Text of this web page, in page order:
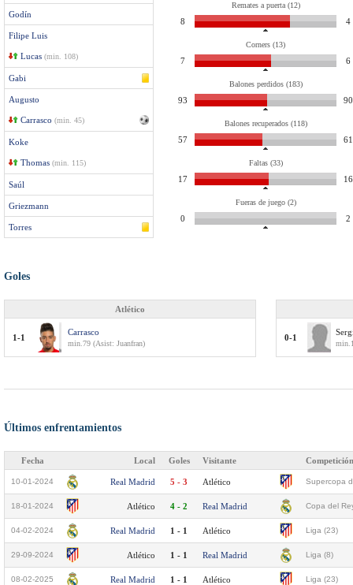
Godín
Filipe Luis
Lucas (min. 108)
Gabi
Augusto
Carrasco (min. 45)
Koke
Thomas (min. 115)
Saúl
Griezmann
Torres
Remates a puerta (12)
8 4
Corners (13)
7 6
Balones perdidos (183)
93 90
Balones recuperados (118)
57 61
Faltas (33)
17 16
Fueras de juego (2)
0 2
Goles
Atlético
1-1
Carrasco
min.79 (Asist: Juanfran)
0-1
Últimos enfrentamientos
Fecha Local Goles Visitante Competición
10-01-2024 Real Madrid 5 - 3 Atlético Supercopa
18-01-2024 Atlético 4 - 2 Real Madrid Copa del
04-02-2024 Real Madrid 1 - 1 Atlético Liga (23)
29-09-2024 Atlético 1 - 1 Real Madrid Liga (8)
08-02-2025 Real Madrid 1 - 1 Atlético Liga (23)